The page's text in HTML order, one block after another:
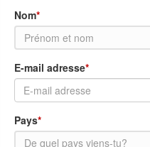
Nom*
E-mail adresse*
Pays*